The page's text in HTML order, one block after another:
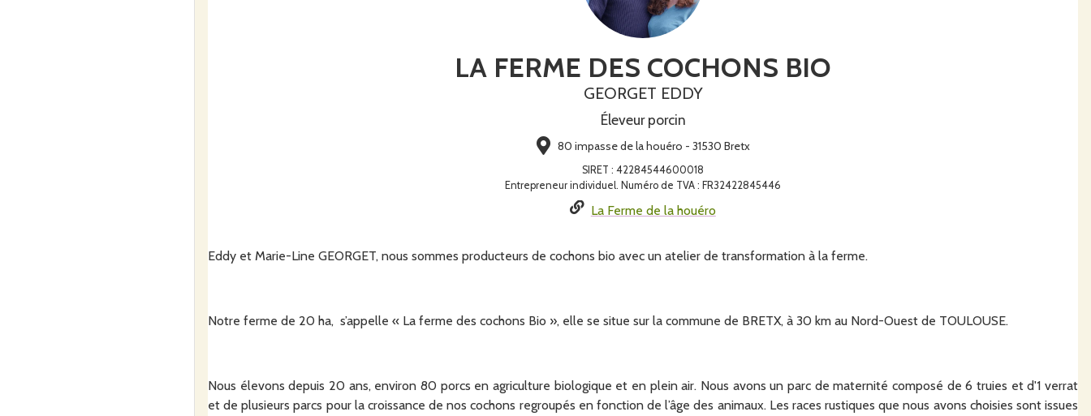
LA FERME DES COCHONS BIO
GEORGET EDDY
Éleveur porcin
80 impasse de la houéro - 31530 Bretx
SIRET : 42284544600018
Entrepreneur individuel. Numéro de TVA : FR32422845446
La Ferme de la houéro
Eddy et Marie-Line GEORGET, nous sommes producteurs de cochons bio avec un atelier de transformation à la ferme.
Notre ferme de 20 ha, s’appelle « La ferme des cochons Bio », elle se situe sur la commune de BRETX, à 30 km au Nord-Ouest de TOULOUSE.
Nous élevons depuis 20 ans, environ 80 porcs en agriculture biologique et en plein air. Nous avons un parc de maternité composé de 6 truies et d'1 verrat
et de plusieurs parcs pour la croissance de nos cochons regroupés en fonction de l’âge des animaux. Les races rustiques que nous avons choisies sont issues